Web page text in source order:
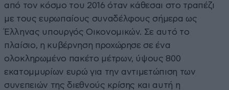
από τον κόσμο του 2016 όταν κάθεσαι στο τραπέζι
με τους ευρωπαίους συναδέλφους σήμερα ως
Έλληνας υπουργός Οικονομικών. Σε αυτό το
πλαίσιο, η κυβέρνηση προχώρησε σε ένα
ολοκληρωμένο πακέτο μέτρων, ύψους 800
εκατομμυρίων ευρώ για την αντιμετώπιση των
συνεπειών της διεθνούς κρίσης και αυτή η